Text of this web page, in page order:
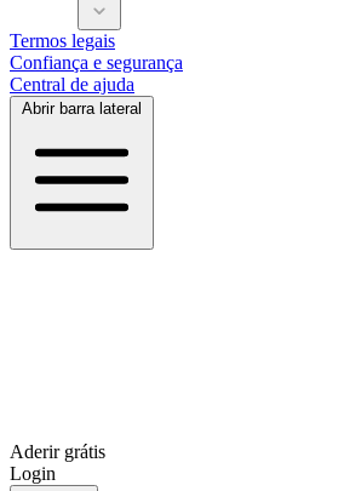
Termos legais
Confiança e segurança
Central de ajuda
Abrir barra lateral
Aderir grátis
Login